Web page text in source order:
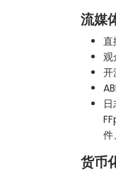
流媒
观
开
件
货币